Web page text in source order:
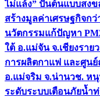
ไม่แล้ง” ปั้นต้นแบบสงข
สร้างมูลค่าเศรษฐกิจกว่
นวัตกรรมแก้ปัญหา
ใต้ อ.แม่จัน จ.เชียงราย
การผลิตกาแฟ และศูน
อ.แม่จริม จ.น่านวช. หนุ
ระดับระบบเตือนภัยน้